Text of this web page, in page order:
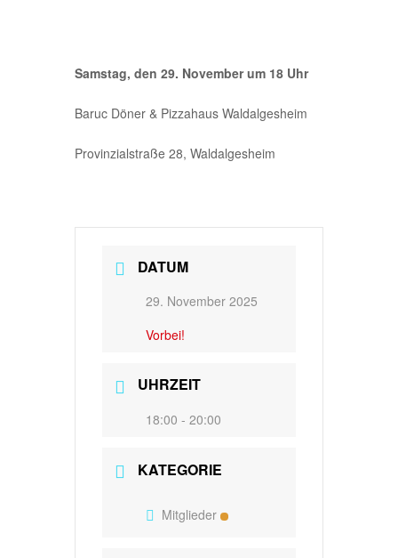
Samstag, den 29. November um 18 Uhr
Baruc Döner & Pizzahaus Waldalgesheim
Provinzialstraße 28, Waldalgesheim
DATUM
29. November 2025
Vorbei!
UHRZEIT
18:00 - 20:00
KATEGORIE
Mitglieder